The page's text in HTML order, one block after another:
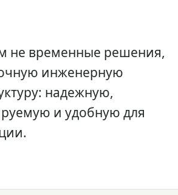
не временные решения,
инженерную
надежную,
и удобную для